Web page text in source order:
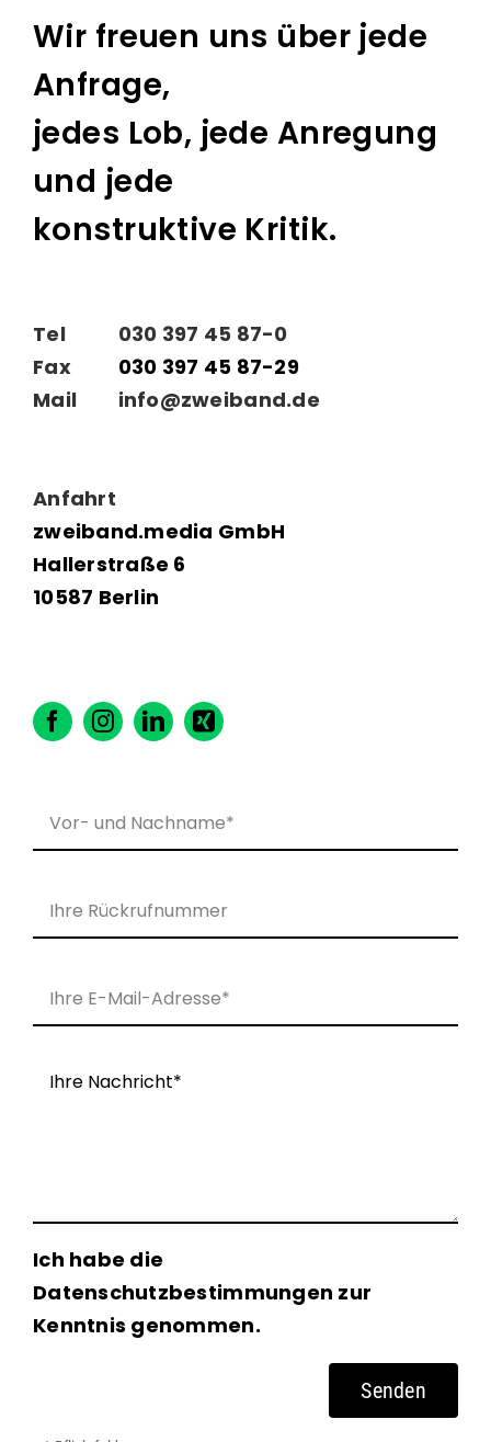
Wir freuen uns über jede
Anfrage,
jedes Lob, jede Anregung
und jede
konstruktive Kritik.
Tel
Fax
Mail
030 397 45 87-0
030 397 45 87-29
info@zweiband.de
Anfahrt
zweiband.media GmbH
Hallerstraße 6
10587 Berlin
Ich habe die
Datenschutzbestimmungen zur
Kenntnis genommen.